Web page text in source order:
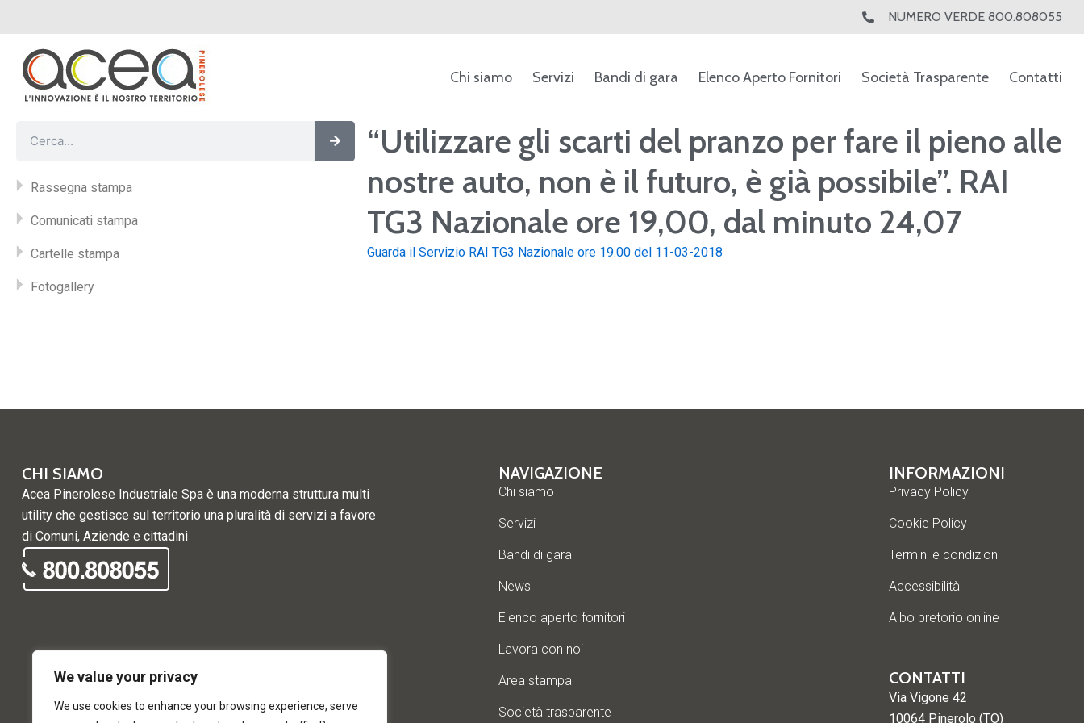
We value your privacy
We use cookies to enhance your browsing experience, serve
al
contenuto
NUMERO VERDE 800.808055
Chi siamo Servizi Bandi di gara Elenco Aperto Fornitori Società Trasparente Contatti
Cerca
Rassegna stampa
Comunicati stampa
Cartelle stampa
Fotogallery
“Utilizzare gli scarti del pranzo per fare il pieno alle
nostre auto, non è il futuro, è già possibile”. RAI
TG3 Nazionale ore 19,00, dal minuto 24,07
Guarda il Servizio RAI TG3 Nazionale ore 19.00 del 11-03-2018
CHI SIAMO
Acea Pinerolese Industriale Spa è una moderna struttura multi
utility che gestisce sul territorio una pluralità di servizi a favore
di Comuni, Aziende e cittadini
NAVIGAZIONE
Chi siamo
Servizi
Bandi di gara
News
Elenco aperto fornitori
Lavora con noi
Area stampa
Società trasparente
INFORMAZIONI
Privacy Policy
Cookie Policy
Termini e condizioni
Accessibilità
Albo pretorio online
CONTATTI
Via Vigone 42
10064 Pinerolo (TO)